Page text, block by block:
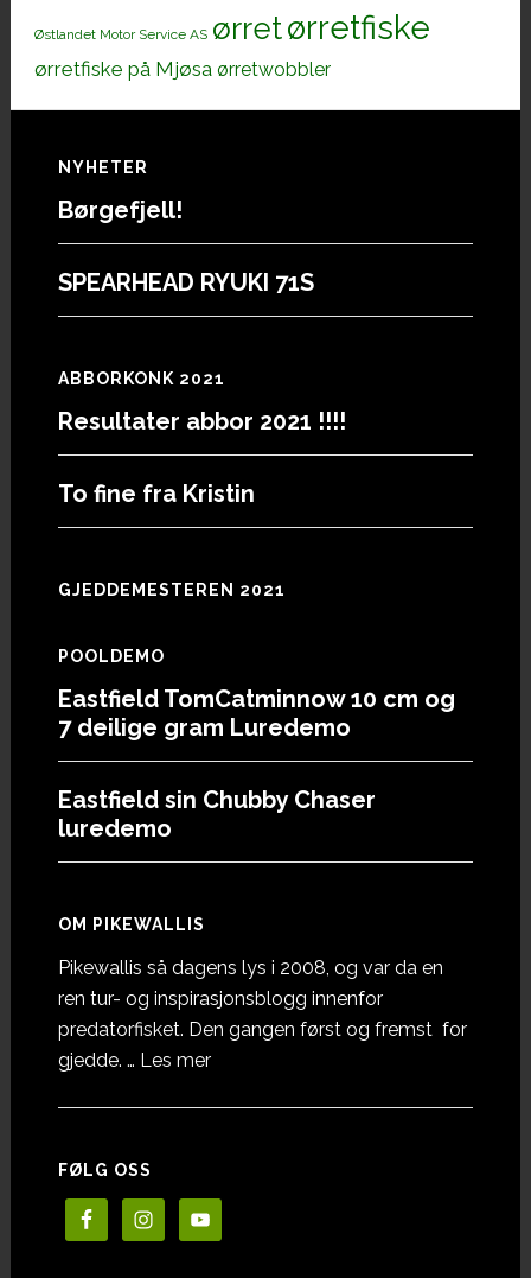
Østlandet Motor Service AS ørretørretfiske
ørretfiske på Mjøsa ørretwobbler
Footer
NYHETER
Børgefjell!
SPEARHEAD RYUKI 71S
ABBORKONK 2021
Resultater abbor 2021 !!!!
To fine fra Kristin
GJEDDEMESTEREN 2021
POOLDEMO
Eastfield TomCatminnow 10 cm og
7 deilige gram Luredemo
Eastfield sin Chubby Chaser
luredemo
OM PIKEWALLIS
Pikewallis så dagens lys i 2008, og var da en
ren tur- og inspirasjonsblogg innenfor
predatorfisket. Den gangen først og fremst for
gjedde. … Les meromOm
FØLG OSS